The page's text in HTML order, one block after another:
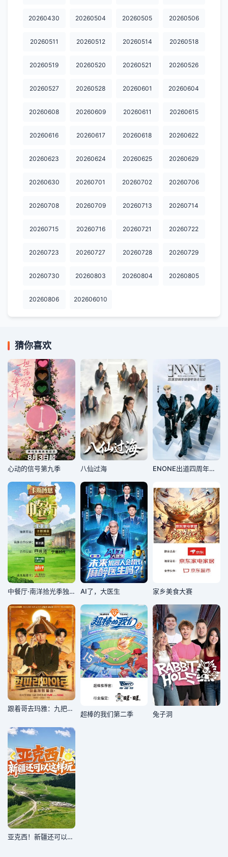
20260430 20260504 20260505 20260506
20260511 20260512 20260514 20260518
20260519 20260520 20260521 20260526
20260527 20260528 20260601 20260604
20260608 20260609 20260611 20260615
20260616 20260617 20260618 20260622
20260623 20260624 20260625 20260629
20260630 20260701 20260702 20260706
20260708 20260709 20260713 20260714
20260715 20260716 20260721 20260722
20260723 20260727 20260728 20260729
20260730 20260803 20260804 20260805
20260806 202606010
猜你喜欢
心动的信号第九季 八仙过海 ENONE出道四周年特别专场全记录
中餐厅·南洋拾光季独家直拍 AI了，大医生 家乡美食大赛
跟着哥去玛雅：九把钥匙
超棒的我们第二季 兔子洞
亚克西！新疆还可以这样玩！